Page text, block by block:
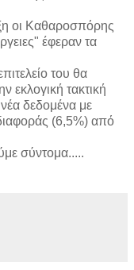
οι Καθαροσπόρης
έφεραν τα
του θα
εκλογική τακτική
δεδομένα με
(6,5%) από
σύντομα.....